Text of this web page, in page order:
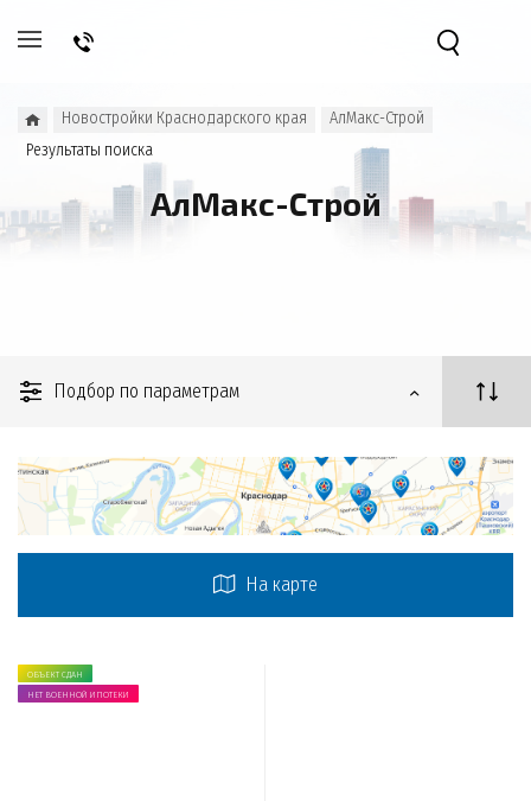
Новостройки Краснодарского края
АлМакс-Строй
Результаты поиска
АлМакс-Строй
Подбор по параметрам
На карте
ОБЪЕКТ СДАН
НЕТ ВОЕННОЙ ИПОТЕКИ